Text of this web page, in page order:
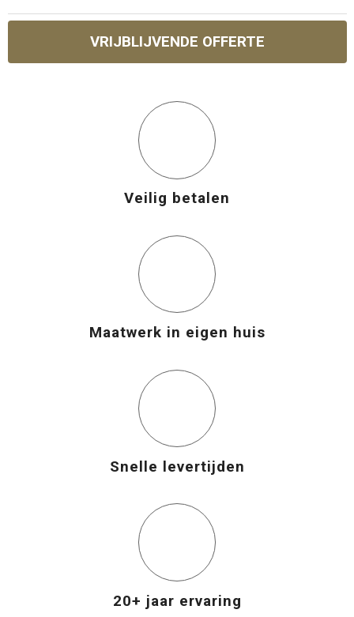
VRIJBLIJVENDE OFFERTE
Veilig betalen
Maatwerk in eigen huis
Snelle levertijden
20+ jaar ervaring